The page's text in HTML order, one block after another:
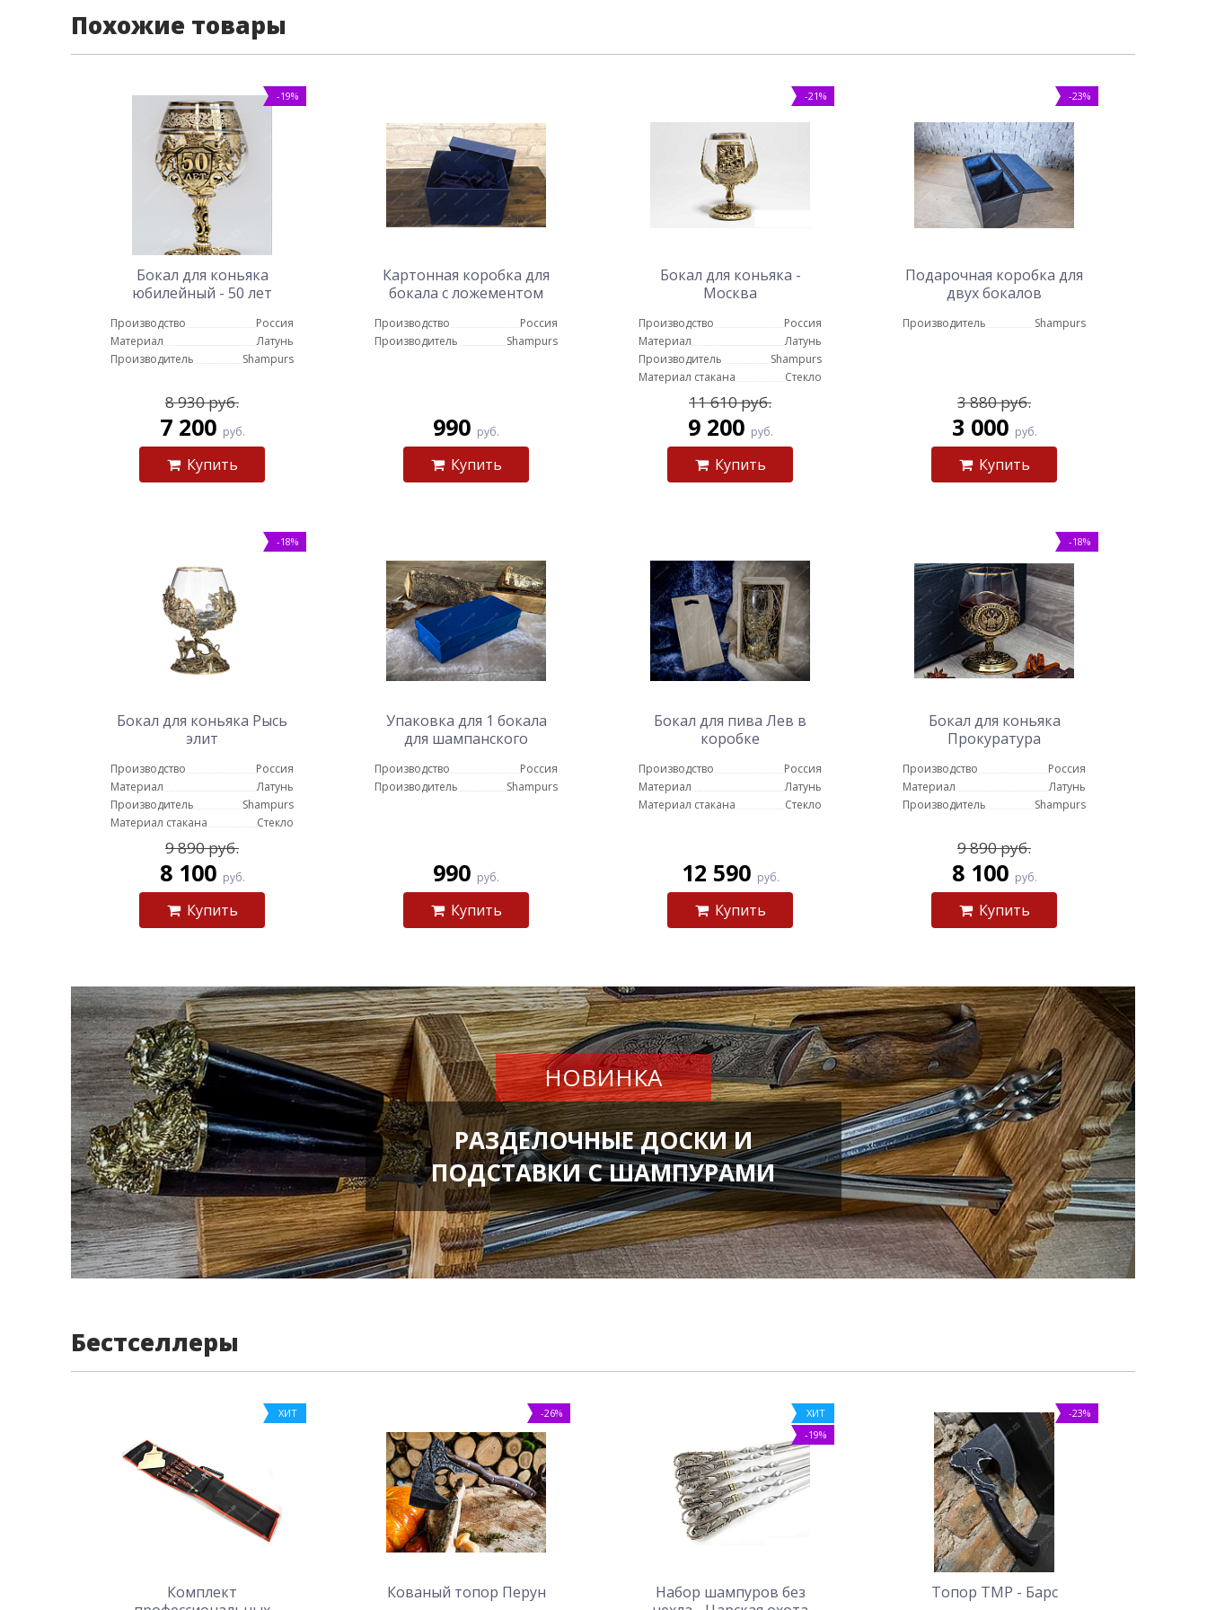
Похожие товары
-19%
Бокал для коньяка
юбилейный - 50 лет
Производство
Россия
Материал
Латунь
Производитель
Shampurs
8 930 руб.
7 200 руб.
Купить
Картонная коробка для
бокала с ложементом
Производство
Россия
Производитель
Shampurs
990 руб.
Купить
-21%
Бокал для коньяка -
Москва
Производство
Россия
Материал
Латунь
Производитель
Shampurs
Материал стакана
Стекло
11 610 руб.
9 200 руб.
Купить
-23%
Подарочная коробка для
двух бокалов
Производитель Shampurs
3 880 руб.
3 000 руб.
Купить
-18%
Бокал для коньяка Рысь
элит
Производство
Россия
Материал
Латунь
Производитель
Shampurs
Материал стакана
Стекло
9 890 руб.
8 100 руб.
Купить
Упаковка для 1 бокала
для шампанского
Производство
Россия
Производитель
Shampurs
990 руб.
Купить
Бокал для пива Лев в
коробке
Производство
Россия
Материал
Латунь
Материал стакана
Стекло
12 590 руб.
Купить
-18%
Бокал для коньяка
Прокуратура
Производство
Россия
Материал
Латунь
Производитель
Shampurs
9 890 руб.
8 100 руб.
Купить
НОВИНКА
РАЗДЕЛОЧНЫЕ ДОСКИ И
ПОДСТАВКИ С ШАМПУРАМИ
Бестселлеры
ХИТ
Комплект
-26%
Кованый топор Перун
ХИТ
-19%
Набор шампуров без
-23%
Топор ТМР - Барс